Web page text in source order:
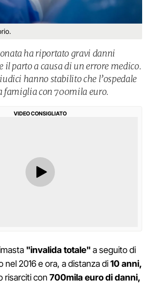
ha riportato gravi danni
il parto a causa di un errore medico.
hanno stabilito che l’ospedale
famiglia con 700mila euro.
VIDEO CONSIGLIATO
"invalida totale" a seguito di
nel 2016 e ora, a distanza di10 anni,
risarciti con 700mila euro di danni,